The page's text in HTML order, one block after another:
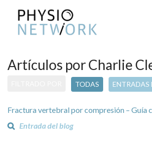
Artículos por Charlie
TODAS ENTRADAS
Fractura vertebral por compresión – Guía
Entrada del blog